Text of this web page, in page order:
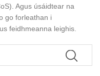
Agus úsáidtear na
go forleathan i
feidhmeanna leighis.